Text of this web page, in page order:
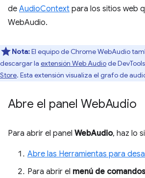
de AudioContext para los sitios web
WebAudio.
Nota:El equipo de Chrome WebAudio
descargar la extensión Web Audiode
Store. Esta extensión visualiza el grafo de
Abre el panel WebAudio
Para abrir el panel WebAudio, haz lo
Abre las Herramientas para
Para abrir el menú de comandos